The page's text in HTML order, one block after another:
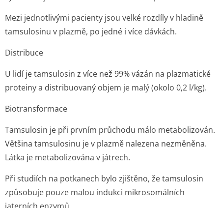
Mezi jednotlivými pacienty jsou velké rozdíly v hladině
tamsulosinu v plazmě, po jedné i více dávkách.
Distribuce
U lidí je tamsulosin z více než 99% vázán na plazmatické
proteiny a distribuovaný objem je malý (okolo 0,2 l/kg).
Biotransformace
Tamsulosin je při prvním průchodu málo metabolizován.
Většina tamsulosinu je v plazmě nalezena nezměněna.
Látka je metabolizována v játrech.
Při studiích na potkanech bylo zjištěno, že tamsulosin
způsobuje pouze malou indukci mikrosomálních